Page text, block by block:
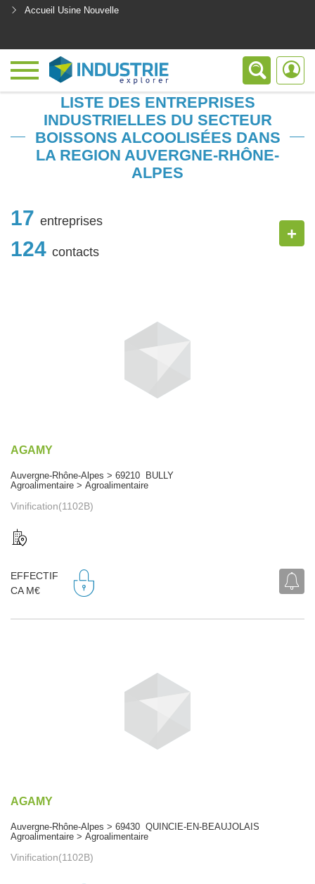
Accueil Usine Nouvelle
LISTE DES ENTREPRISES
INDUSTRIELLES DU SECTEUR
BOISSONS ALCOOLISÉES DANS
LA REGION AUVERGNE-RHÔNE-
ALPES
17 entreprises
124 contacts
+
AGAMY
Auvergne-Rhône-Alpes > 69210 BULLY
Agroalimentaire > Agroalimentaire
Vinification(1102B)
EFFECTIF
CA M€
AGAMY
Auvergne-Rhône-Alpes > 69430 QUINCIE-EN-BEAUJOLAIS
Agroalimentaire > Agroalimentaire
Vinification(1102B)